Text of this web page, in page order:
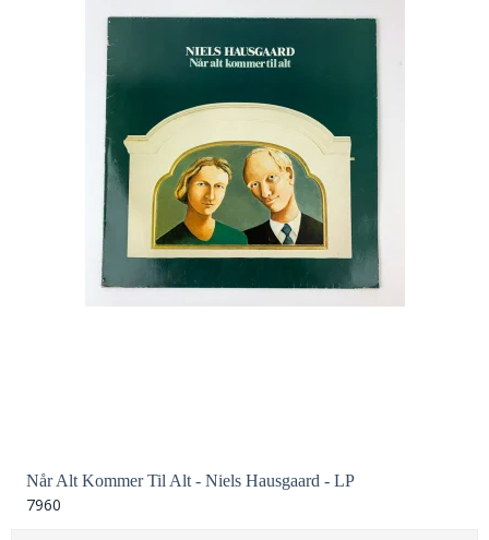
Når Alt Kommer Til Alt - Niels Hausgaard - LP
7960